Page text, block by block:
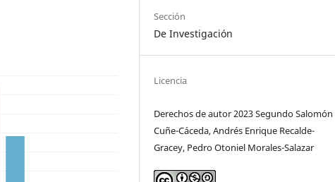
Sección
De Investigación
Licencia
Derechos de autor 2023 Segundo Salomón
Cuñe-Cáceda, Andrés Enrique Recalde-
Gracey, Pedro Otoniel Morales-Salazar